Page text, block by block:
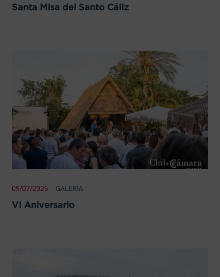
Santa Misa del Santo Cáliz
09/07/2026 GALERÍA
VI Aniversario